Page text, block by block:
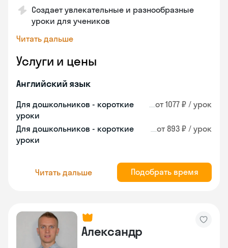
Создает увлекательные и разнообразные
уроки для учеников
Читать дальше
Услуги и цены
Английский язык
Для дошкольников - короткие
уроки
от 1077 ₽ / урок
Для дошкольников - короткие
уроки
от 893 ₽ / урок
Читать дальше Подобрать время
Александр